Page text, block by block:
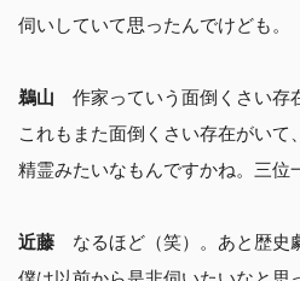
伺いしていて思ったんでけども。
鵜山 作家っていう面倒くさい存
これもまた面倒くさい存在がい
精霊みたいなもんですかね。三位
近藤 なるほど（笑）。あと歴史